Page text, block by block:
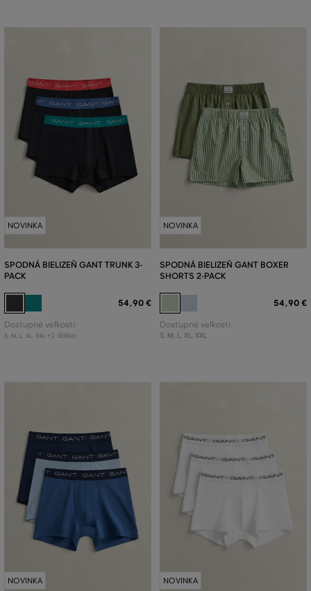
NOVINKA
SPODNÁ BIELIZEŇ GANT TRUNK 3-
PACK
54,90 €
Dostupné veľkosti:
S, M L XL XXL +1 ďalšia
NOVINKA
SPODNÁ BIELIZEŇ GANT BOXER
SHORTS 2-PACK
54,90 €
Dostupné veľkosti:
S, M, L, XL, XXL
NOVINKA NOVINKA